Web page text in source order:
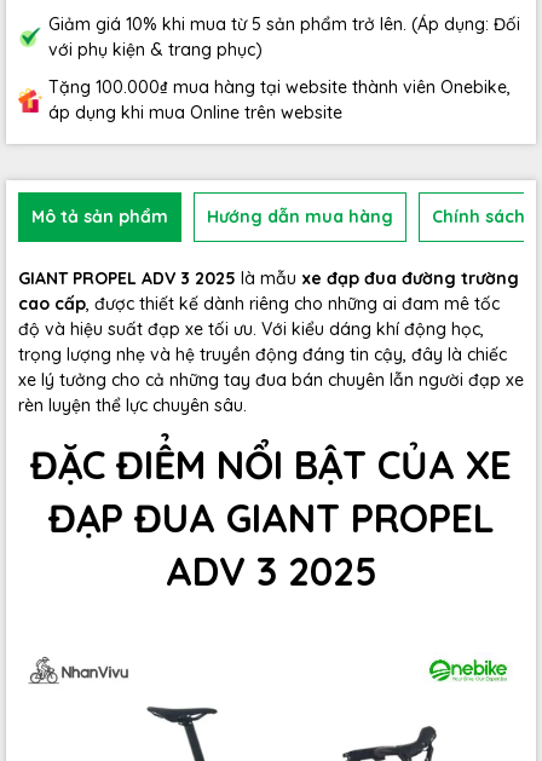
Giảm giá 10% khi mua từ 5 sản phẩm trở lên. (Áp dụng: Đối
với phụ kiện & trang phục)
Tặng 100.000₫ mua hàng tại website thành viên Onebike,
áp dụng khi mua Online trên website
Mô tả sản phẩm Hướng dẫn mua hàng Chính sách
GIANT PROPEL ADV 3 2025 là mẫu xe đạp đua đường trường
cao cấp, được thiết kế dành riêng cho những ai đam mê tốc
độ và hiệu suất đạp xe tối ưu. Với kiểu dáng khí động học,
trọng lượng nhẹ và hệ truyền động đáng tin cậy, đây là chiếc
xe lý tưởng cho cả những tay đua bán chuyên lẫn người đạp xe
rèn luyện thể lực chuyên sâu.
ĐẶC ĐIỂM NỔI BẬT CỦA XE
ĐẠP ĐUA GIANT PROPEL
ADV 3 2025